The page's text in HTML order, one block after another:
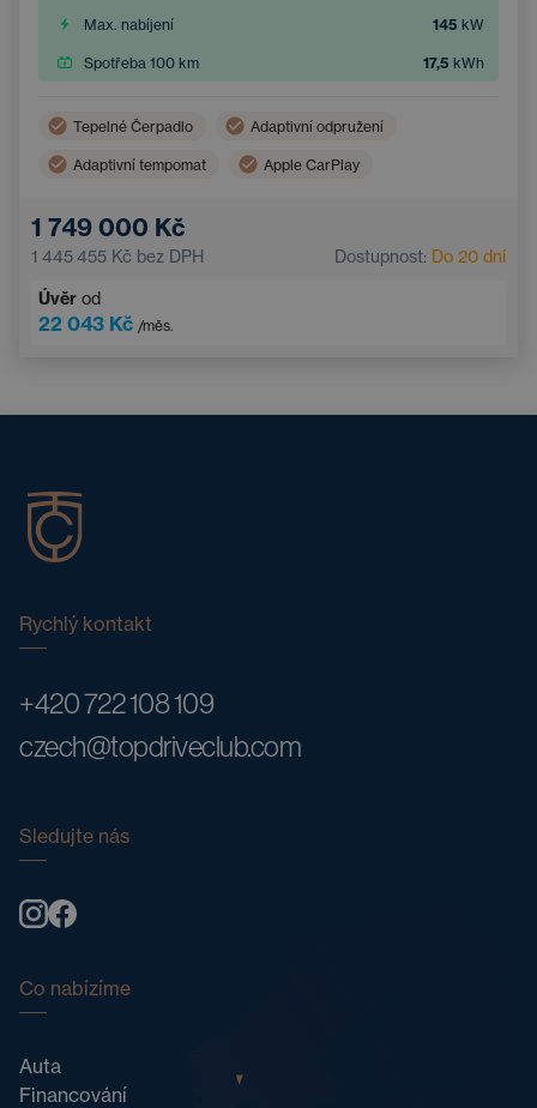
Max. nabíjení 145 kW
Spotřeba 100 km 17,5 kWh
Tepelné Čerpadlo Adaptivní odpružení
Adaptivní tempomat Apple CarPlay
Nouzový brzdový asistent
Asistent hlídání jízdy v pruhu
1 749 000 Kč
1 445 455 Kč bez DPH Dostupnost: Do 20 dní
Úvěr od
22 043 Kč /měs.
Rychlý kontakt
+420 722 108 109
czech@topdriveclub.com
Sledujte nás
Co nabízíme
Auta
Financování